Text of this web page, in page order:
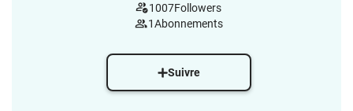
1007Followers
1Abonnements
Suivre